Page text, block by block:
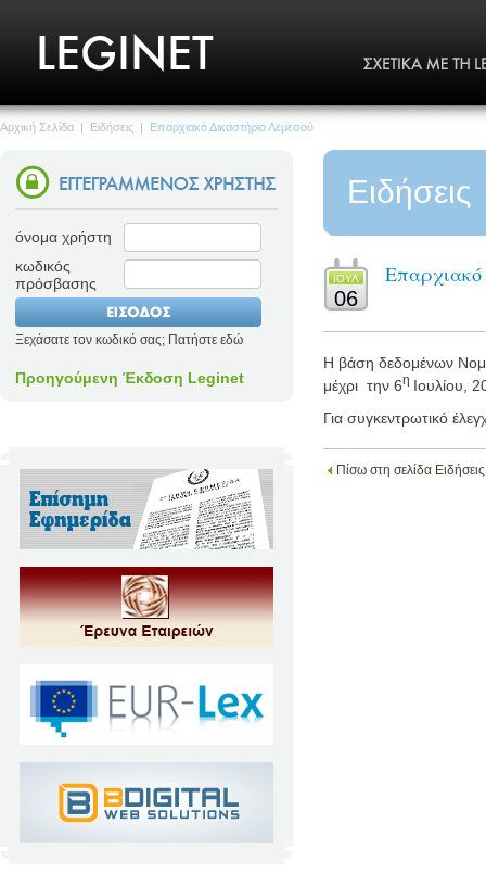
Αρχική Σελίδα | Ειδήσεις | Επαρχιακό Δικαστήριο Λεμεσού
όνομα χρήστη
κωδικός
πρόσβασης
Ξεχάσατε τον κωδικό σας; Πατήστε εδώ
Προηγούμενη Έκδοση Leginet
Ειδήσεις
ΙΟΥΛ
06
Η βάση δεδομένων
μέχρι την 6η Ιουλίου ,
Για συγκεντρωτικό
Πίσω στη σελίδα Ειδήσεις